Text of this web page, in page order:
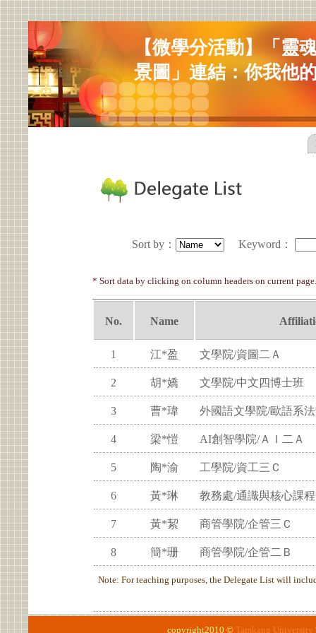
【微學分活動】「靈
景圖」連結：你我他
Sort by： Keyword ：
* Sort data by clicking on column headers on current page.
No. Name
1 江*盈 文學院/資圖二Ａ
2 胡*嬌 文學院/中文四博士班
3 曹*瑋 外國語文學院/歐語系
4 梁*愷 AI創智學院/ＡＩ二Ａ
5 陶*渝 工學院/資工三Ｃ
6 黃*琳 教務處/通識與核心課
7 黃*絜 商管學院/企管三Ｃ
8 簡*珊 商管學院/企管二Ｂ
Note: For teaching purposes, the Delegate List will
copyright2010 © Tamkang University